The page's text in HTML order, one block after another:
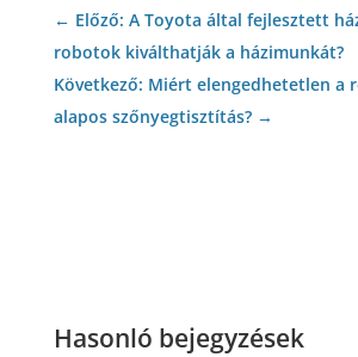
← Előző: A Toyota által fejlesztett
robotok kiválthatják a házimunkát?
Következő: Miért elengedhetetlen a
alapos szőnyegtisztítás?→
Hasonló bejegyzések